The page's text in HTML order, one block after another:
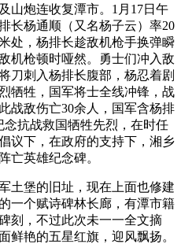
山炮连收复潭市。1月17日午
长杨通顺（又名杨子云）率20
处，杨排长趁敌机枪手换弹瞬
机枪顿时哑然。勇士们冲入敌
刀刺入杨排长腹部，杨忍着剧
牺牲，国军将士全线冲锋，战
战敌伤亡30余人，国军含杨排
念抗战救国牺牲先烈，在时任
议下，在政府的支持下，湘乡
亡英雄纪念碑。
土堡的旧址，现在上面也修建
一个赋诗碑林长廊，有潭市籍
刻，不过此次未一一全文摘
鲜艳的五星红旗，迎风飘扬。